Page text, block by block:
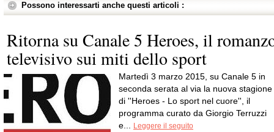
Possono interessarti anche questi articoli :
Ritorna su Canale 5 Heroes, il
televisivo sui miti dello sport
Martedì 3 marzo 2015, su Canale 5 in
seconda serata al via la nuova stagione
di ''Heroes - Lo sport nel cuore'', il
programma curato da Giorgio Terruzzi
e...
Leggere il seguito